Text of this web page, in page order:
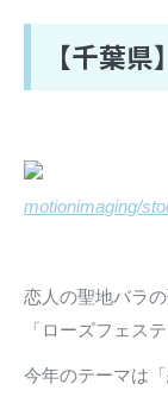
【千葉
motionimaging/
恋人の聖地バラ
「ローズフェス
今年のテーマは